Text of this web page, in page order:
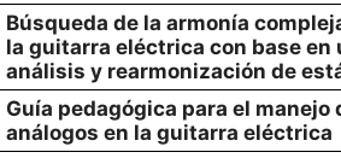
Búsqueda de la armonía
la guitarra eléctrica con base en
análisis y rearmonización de
Guía pedagógica para el manejo
análogos en la guitarra eléctrica